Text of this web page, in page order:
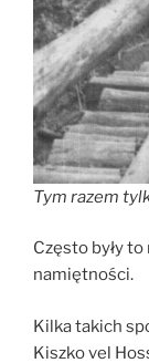
Tym razem
Często były
namiętności.
Kilka takich
Kiszko vel